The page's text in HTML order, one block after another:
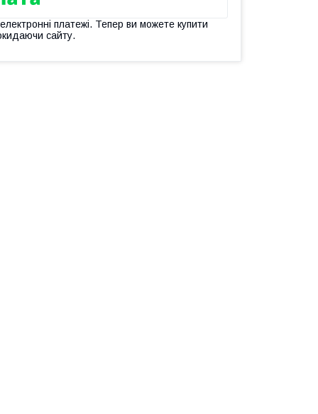
платежі. Тепер ви можете купити
сайту.